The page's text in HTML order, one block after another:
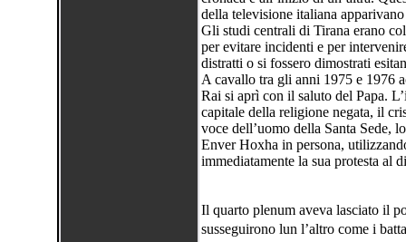
della televisione italiana
Gli studi centrali di Tirana erano
per evitare incidenti e per
distratti o si fossero dimostrati
A cavallo tra gli anni 1975 e 1976
Rai si aprì con il saluto del Papa.
capitale della religione negata, il
voce dell’uomo della Santa Sede,
Enver Hoxha in persona,
immediatamente la sua protesta al
Il quarto plenum aveva lasciato il
susseguirono lun l’altro come i